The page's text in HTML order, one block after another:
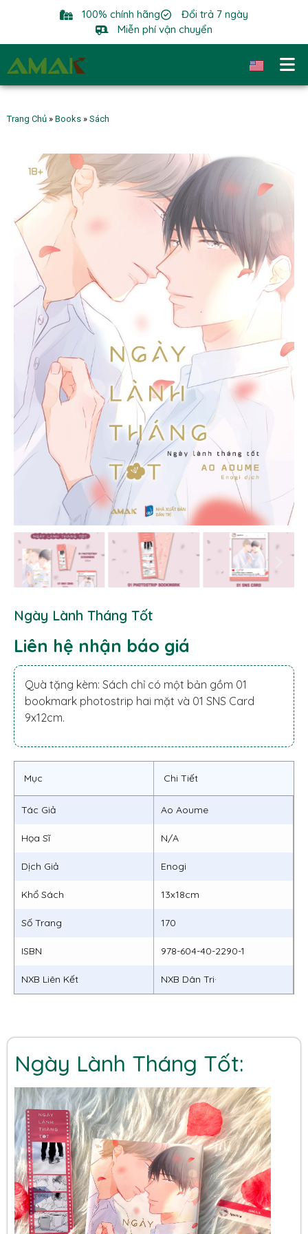
100% chính hãng
Đổi trả 7 ngày
Miễn phí vận chuyển
Trang Chủ » Books » Sách
Ngày Lành Tháng Tốt
Liên hệ nhận báo giá
Quà tặng kèm: Sách chỉ có một bản gồm 01
bookmark photostrip hai mặt và 01 SNS Card
9x12cm.
Mục Chi Tiết
Tác Giả Ao Aoume
Họa Sĩ N/A
Dịch Giả Enogi
Khổ Sách 13x18cm
Số Trang 170
ISBN 978-604-40-2290-1
NXB Liên Kết NXB Dân Tri·
Ngày Lành Tháng Tốt: